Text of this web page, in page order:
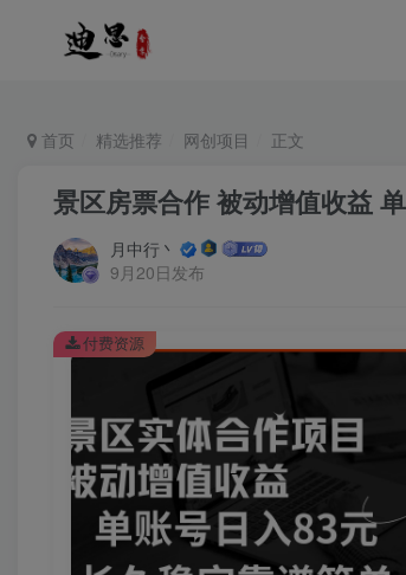
首页 精选推荐 网创项目 正文
景区房票合作 被动增值收益
月中行丶
9月20日发布
付费资源